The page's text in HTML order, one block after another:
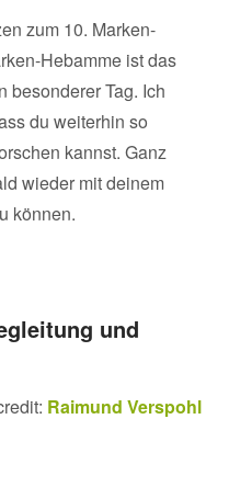
zum 10. Marken-
Hebamme ist das
besonderer Tag. Ich
du weiterhin so
kannst. Ganz
wieder mit deinem
können.
und
Raimund Verspohl